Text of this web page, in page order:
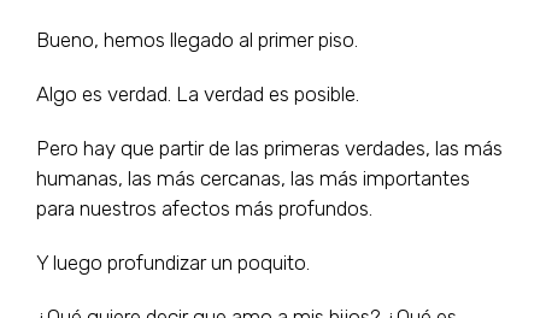
Bueno, hemos llegado al primer piso.
Algo es verdad. La verdad es posible.
Pero hay que partir de las primeras verdades, las más
humanas, las más cercanas, las más importantes
para nuestros afectos más profundos.
Y luego profundizar un poquito.